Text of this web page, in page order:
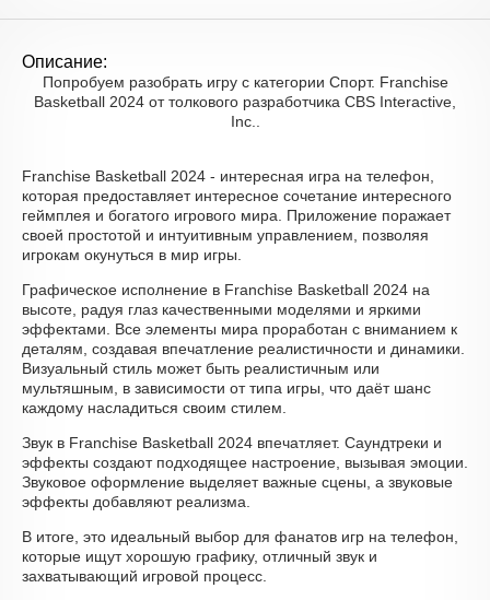
Описание:
Попробуем разобрать игру с категории Спорт. Franchise
Basketball 2024 от толкового разработчика CBS Interactive,
Inc..
Franchise Basketball 2024 - интересная игра на телефон,
которая предоставляет интересное сочетание интересного
геймплея и богатого игрового мира. Приложение поражает
своей простотой и интуитивным управлением, позволяя
игрокам окунуться в мир игры.
Графическое исполнение в Franchise Basketball 2024 на
высоте, радуя глаз качественными моделями и яркими
эффектами. Все элементы мира проработан с вниманием к
деталям, создавая впечатление реалистичности и динамики.
Визуальный стиль может быть реалистичным или
мультяшным, в зависимости от типа игры, что даёт шанс
каждому насладиться своим стилем.
Звук в Franchise Basketball 2024 впечатляет. Саундтреки и
эффекты создают подходящее настроение, вызывая эмоции.
Звуковое оформление выделяет важные сцены, а звуковые
эффекты добавляют реализма.
В итоге, это идеальный выбор для фанатов игр на телефон,
которые ищут хорошую графику, отличный звук и
захватывающий игровой процесс.